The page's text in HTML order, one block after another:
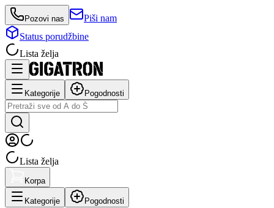
Pozovi nas
Piši nam
Status porudžbine
Lista želja
Kategorije Pogodnosti
Lista želja
Korpa
Kategorije Pogodnosti